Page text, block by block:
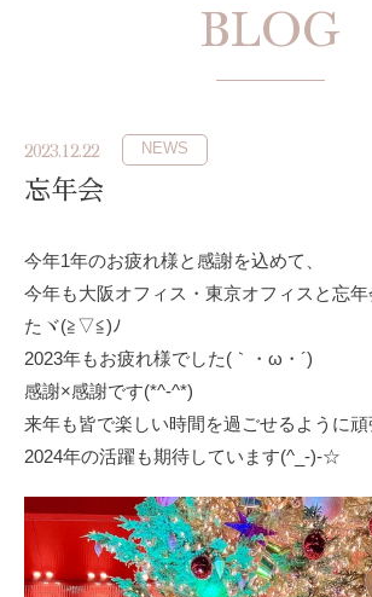
BLOG
2023.12.22 NEWS
忘年会
今年1年のお疲れ様と感謝を込めて、
今年も大阪オフィス・東京オフィスと忘
たヾ(≧▽≦)ﾉ
2023年もお疲れ様でした(｀・ω・´)ゞ
感謝×感謝です(*^-^*)
来年も皆で楽しい時間を過ごせるように
2024年の活躍も期待しています(^_-)-☆